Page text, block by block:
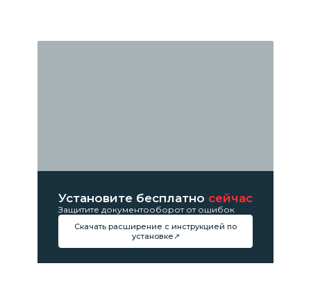
Установите бесплатно сейчас
Защитите документооборот от ошибок
Скачать расширение с инструкцией по
установке↗